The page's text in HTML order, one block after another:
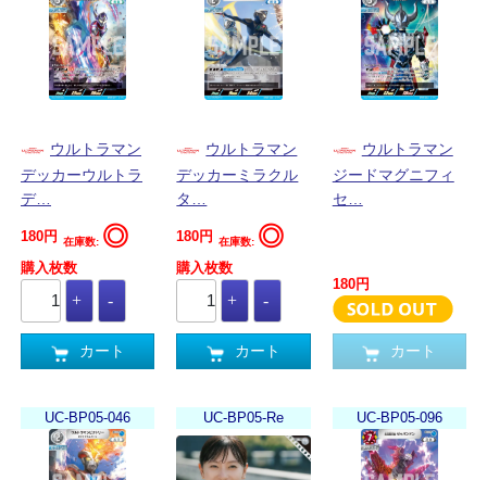
ウルトラマン
デッカーウルトラ
デ…
180円 在庫数: ◎
購入枚数
カート
ウルトラマン
デッカーミラクル
タ…
180円 在庫数: ◎
購入枚数
カート
ウルトラマン
ジードマグニフィ
セ…
180円
カート
UC-BP05-046 UC-BP05-Re UC-BP05-096